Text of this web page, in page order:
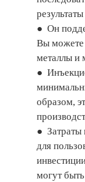
● Он
Вы можете
металлы и
●
образом,
● Затраты
для
могут